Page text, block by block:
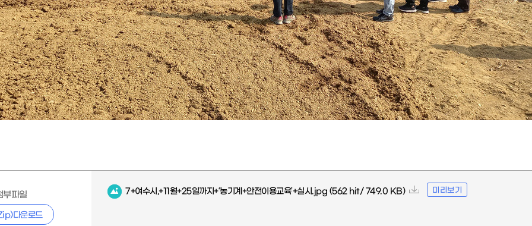
부파일
다운로드
7+여수시,+11월+25일까지+‘농기계+안전이용교육’+실시.jpg (562 hit/ 749.0 KB) 미리보기